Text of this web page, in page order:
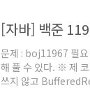
[자바] 백준
문제 : boj11967 필요
해 풀 수 있다. ※ 제
쓰지 않고